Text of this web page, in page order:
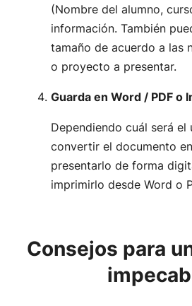
(Nombre del alumno,
información. También
tamaño de acuerdo a las
o proyecto a presentar.
Guarda en Word / PDF o
Dependiendo cuál será el
convertir el documento
presentarlo de forma
imprimirlo desde Word o
Consejos para